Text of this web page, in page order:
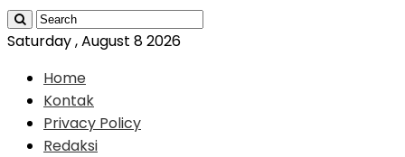
Saturday , August 8 2026
Home
Kontak
Privacy Policy
Redaksi